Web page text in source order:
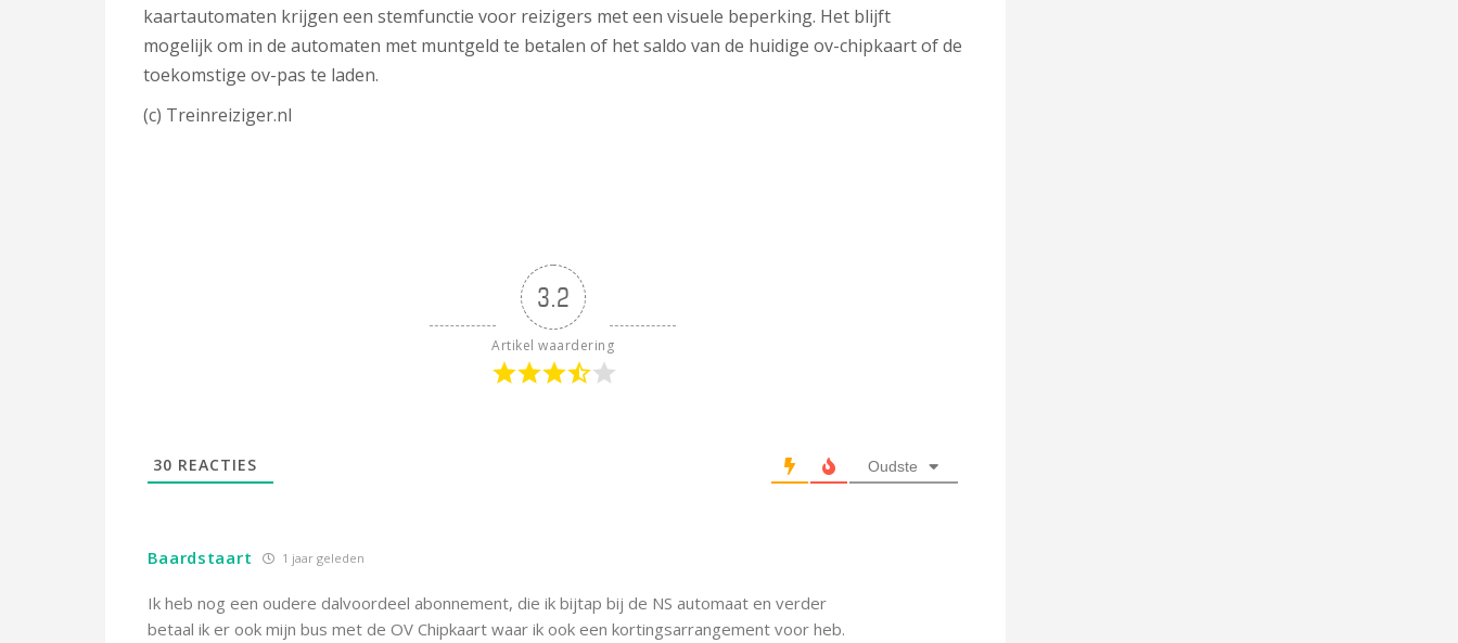
kaartautomaten krijgen een stemfunctie voor reizigers met een visuele beperking. Het blijft
mogelijk om in de automaten met muntgeld te betalen of het saldo van de huidige ov-chipkaart of de
toekomstige ov-pas te laden.
(c) Treinreiziger.nl
3.2
Artikel waardering
30 REACTIES Oudste
Baardstaart 1 jaar geleden
Ik heb nog een oudere dalvoordeel abonnement, die ik bijtap bij de NS automaat en verder
betaal ik er ook mijn bus met de OV Chipkaart waar ik ook een kortingsarrangement voor heb.